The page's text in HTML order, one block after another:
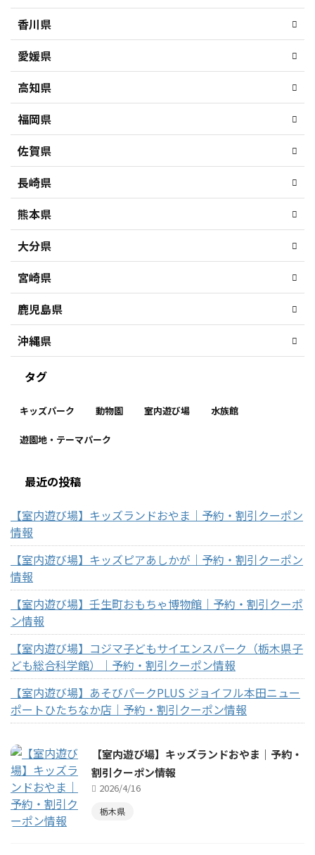
香川県
愛媛県
高知県
福岡県
佐賀県
長崎県
熊本県
大分県
宮崎県
鹿児島県
沖縄県
タグ
キッズパーク 動物園 室内遊び場 水族館
遊園地・テーマパーク
最近の投稿
【室内遊び場】キッズランドおやま｜予約・割引クーポン
情報
【室内遊び場】キッズピアあしかが｜予約・割引クーポン
情報
【室内遊び場】壬生町おもちゃ博物館｜予約・割引クーポ
ン情報
【室内遊び場】コジマ子どもサイエンスパーク（栃木県子
ども総合科学館）｜予約・割引クーポン情報
【室内遊び場】あそびパークPLUS ジョイフル本田ニュー
ポートひたちなか店｜予約・割引クーポン情報
【室内遊び場】キッズランドおやま｜予約・
割引クーポン情報
2026/4/16
栃木県